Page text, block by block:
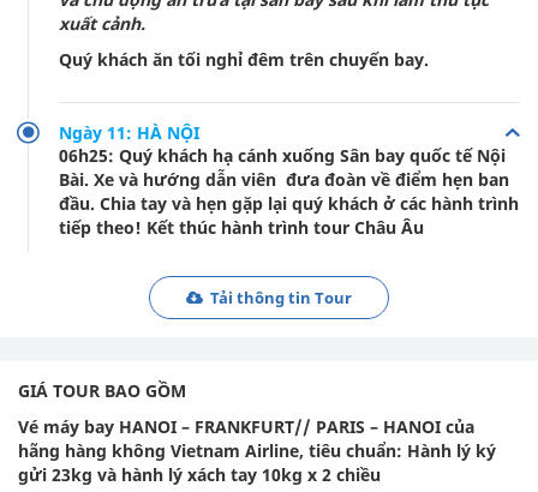
xuất cảnh.
Quý khách ăn tối nghỉ đêm trên chuyến bay.
Ngày 11: HÀ NỘI
06h25: Quý khách hạ cánh xuống Sân bay quốc tế Nội
Bài. Xe và hướng dẫn viên đưa đoàn về điểm hẹn ban
đầu. Chia tay và hẹn gặp lại quý khách ở các hành trình
tiếp theo! Kết thúc hành trình tour Châu Âu
Tải thông tin Tour
GIÁ TOUR BAO GỒM
Vé máy bay HANOI – FRANKFURT// PARIS – HANOI của
hãng hàng không Vietnam Airline, tiêu chuẩn: Hành lý ký
gửi 23kg và hành lý xách tay 10kg x 2 chiều